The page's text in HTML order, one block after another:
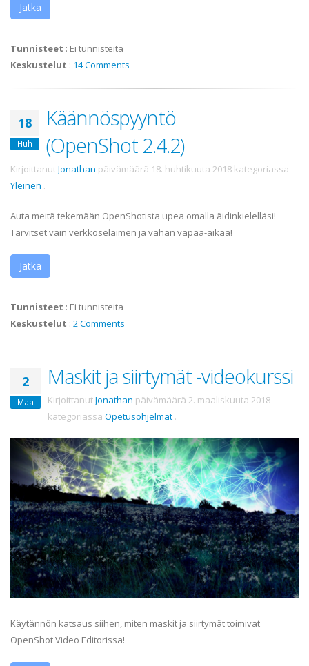
Jatka
Tunnisteet : Ei tunnisteita
Keskustelut : 14 Comments
18
Huh
Käännöspyyntö
(OpenShot 2.4.2)
KirjoittanutJonathan päivämäärä 18. huhtikuuta 2018 kategoriassa
Yleinen .
Auta meitä tekemään OpenShotista upea omalla äidinkielelläsi!
Tarvitset vain verkkoselaimen ja vähän vapaa-aikaa!
Jatka
Tunnisteet : Ei tunnisteita
Keskustelut : 2 Comments
2
Maa
Maskit ja siirtymät -videokurssi
KirjoittanutJonathan päivämäärä 2. maaliskuuta 2018
kategoriassa Opetusohjelmat .
Käytännön katsaus siihen, miten maskit ja siirtymät toimivat
OpenShot Video Editorissa!